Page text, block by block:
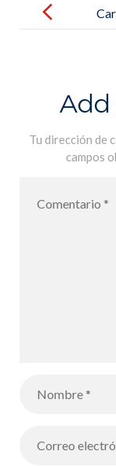
navigation
Tu dirección de
campos